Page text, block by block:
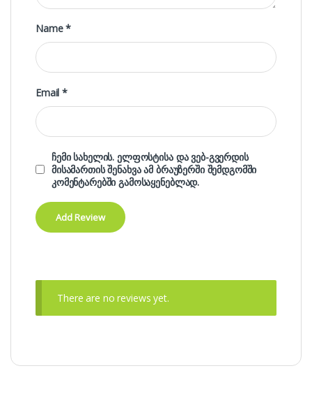
Name*
Email*
ჩემი სახელის. ელფოსტისა და ვებ-გვერდის
მისამართის შენახვა ამ ბრაუზერში შემდგომში
კომენტარებში გამოსაყენებლად.
There are no reviews yet.